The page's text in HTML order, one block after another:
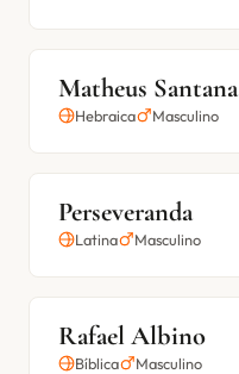
Matheus Santana
Hebraica Masculino
Perseveranda
Latina Masculino
Rafael Albino
Bíblica Masculino